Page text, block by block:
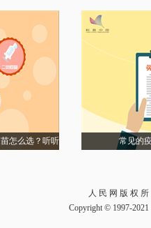
怎么选？听听
常见的
人 民 网 版 权
Copyright © 1997-2021